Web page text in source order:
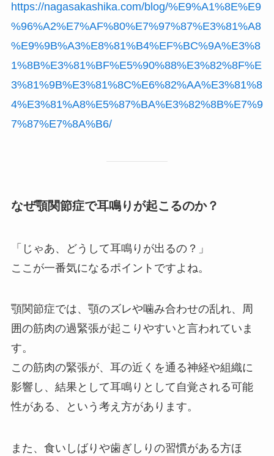
https://nagasakashika.com/blog/%E9%A1%8E%E9
%96%A2%E7%AF%80%E7%97%87%E3%81%A8
%E9%9B%A3%E8%81%B4%EF%BC%9A%E3%8
1%8B%E3%81%BF%E5%90%88%E3%82%8F%E
3%81%9B%E3%81%8C%E6%82%AA%E3%81%8
4%E3%81%A8%E5%87%BA%E3%82%8B%E7%9
7%87%E7%8A%B6/
なぜ顎関節症で耳鳴りが起こるのか？
「じゃあ、どうして耳鳴りが出るの？」
ここが一番気になるポイントですよね。
顎関節症では、顎のズレや噛み合わせの乱れ、周
囲の筋肉の過緊張が起こりやすいと言われていま
す。
この筋肉の緊張が、耳の近くを通る神経や組織に
影響し、結果として耳鳴りとして自覚される可能
性がある、という考え方があります。
また、食いしばりや歯ぎしりの習慣がある方ほ